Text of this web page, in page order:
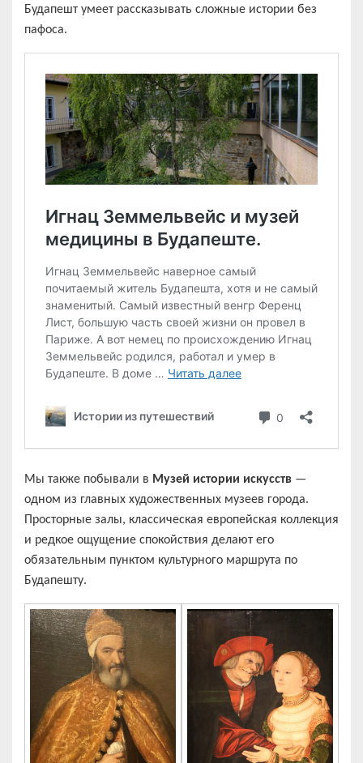
Будапешт умеет рассказывать сложные истории без
пафоса.
Мы также побывали в Музей истории искусств —
одном из главных художественных музеев города.
Просторные залы, классическая европейская коллекция
и редкое ощущение спокойствия делают его
обязательным пунктом культурного маршрута по
Будапешту.